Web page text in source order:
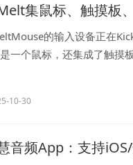
集鼠标、触摸板
的输入设备正在
一个鼠标，还集成了触摸
10-30
音频App：支持